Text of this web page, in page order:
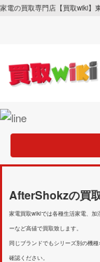
家電の買取専門店【買取wiki】
AfterShokzの買
家電買取wikiでは各種生活家電、加
ーなど高値で買取致します。
同じブランドでもシリーズ別の機
確認ください。